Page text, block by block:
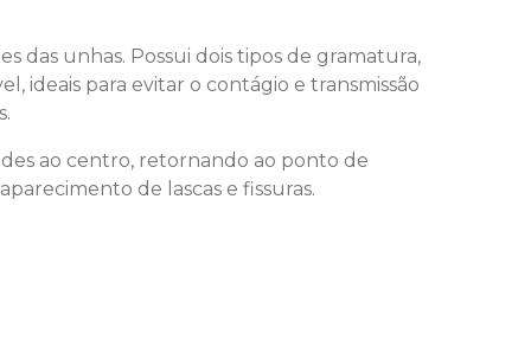
das unhas. Possui dois tipos de gramatura,
ideais para evitar o contágio e transmissão
ao centro, retornando ao ponto de
de lascas e fissuras.